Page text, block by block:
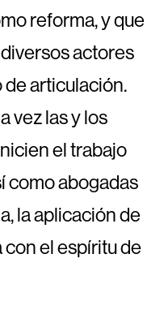
reforma, y que
actores
de articulación.
vez las y los
el trabajo
como abogadas
la aplicación de
con el espíritu de